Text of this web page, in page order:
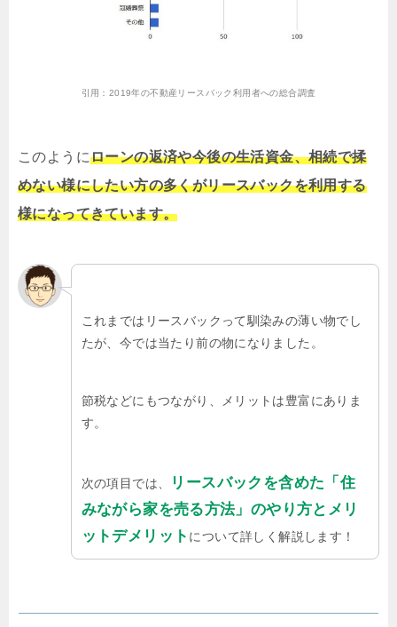
引用： 2019年の不動産リースバック利用者への総合調査
このようにローンの返済や今後の生活資金、相続で揉
めない様にしたい方の多くがリースバックを利用する
様になってきています。
これまではリースバックって馴染みの薄い物でし
たが、今では当たり前の物になりました。
節税などにもつながり、メリットは豊富にありま
す。
次の項目では、
リースバックを含めた「住
みながら家を売る方法」のやり方とメリ
ットデメリット について詳しく解説します！